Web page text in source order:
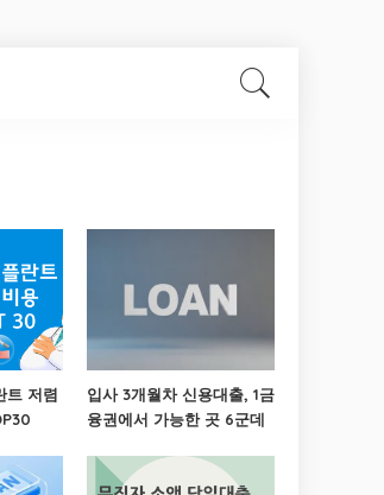
트 저렴
입사 3개월차 신용대출, 1금
융권에서 가능한 곳 6군데